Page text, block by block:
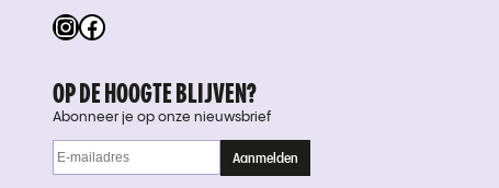
Instagram
Facebook
OP DE HOOGTE BLIJVEN?
Abonneer je op onze nieuwsbrief